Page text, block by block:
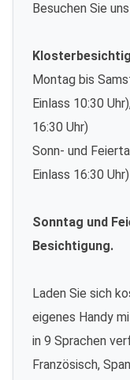
Besuchen Sie
Montag bis
Einlass 10:30
16:30 Uhr)
Sonn- und
Einlass 16:30 Uhr)
Sonntag und
Besichtigung.
Laden Sie sich
eigenes Handy
in 9 Sprachen
Französisch,